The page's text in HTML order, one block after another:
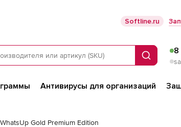
Softline.ru
Поиск
8
Антивирусы для организаций
Gold Premium Edition